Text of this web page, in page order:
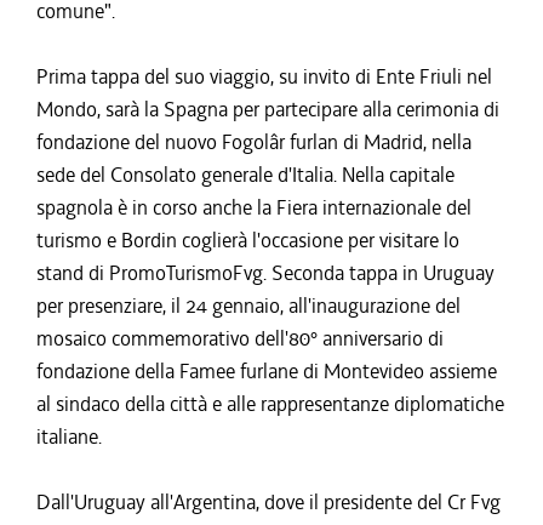
comune".
Prima tappa del suo viaggio, su invito di Ente Friuli nel
Mondo, sarà la Spagna per partecipare alla cerimonia di
fondazione del nuovo Fogolâr furlan di Madrid, nella
sede del Consolato generale d'Italia. Nella capitale
spagnola è in corso anche la Fiera internazionale del
turismo e Bordin coglierà l'occasione per visitare lo
stand di PromoTurismoFvg. Seconda tappa in Uruguay
per presenziare, il 24 gennaio, all'inaugurazione del
mosaico commemorativo dell'80° anniversario di
fondazione della Famee furlane di Montevideo assieme
al sindaco della città e alle rappresentanze diplomatiche
italiane.
Dall'Uruguay all'Argentina, dove il presidente del Cr Fvg